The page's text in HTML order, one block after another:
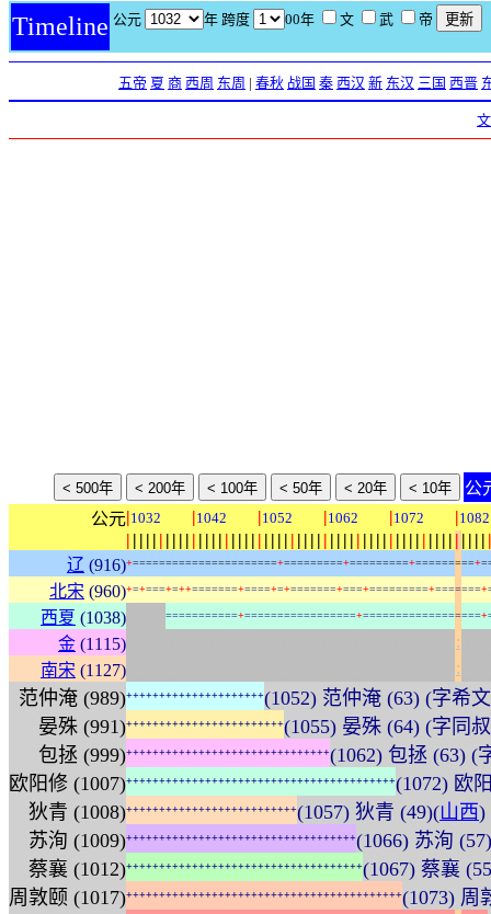
Timeline 公元 年 跨度 00年 文 武 帝
五帝 夏 商 西周 东周 | 春秋 战国 秦 西汉 新 东汉 三国 西晋
公
公元|1032 |1042 |1052 |1062 |1072 |1082
| | | | | | | | | | | | | | | | | | | | | | | | | | | | | | | | | | | | | | | | | | | | | | | | | | | | | | | |
辽 (916)+======================+=========+=========+=========+=
北宋 (960)+=+===+=++=======+====+=+=======+===+=========+=======+
西夏 (1038) ===========+=================+==================+
金 (1115) :
南宋 (1127) :
范仲淹 (989)+++++++++++++++++++++(1052) 范仲淹 (63) (字希
晏殊 (991)++++++++++++++++++++++++(1055) 晏殊 (64) (字同
包拯 (999)+++++++++++++++++++++++++++++++(1062) 包拯 (63) (
欧阳修 (1007)+++++++++++++++++++++++++++++++++++++++++(1072) 欧
狄青 (1008)++++++++++++++++++++++++++(1057) 狄青 (49)(山西)
苏洵 (1009)+++++++++++++++++++++++++++++++++++(1066) 苏洵 (57)
蔡襄 (1012)++++++++++++++++++++++++++++++++++++(1067) 蔡襄
周敦颐 (1017)++++++++++++++++++++++++++++++++++++++++++(1073) 周